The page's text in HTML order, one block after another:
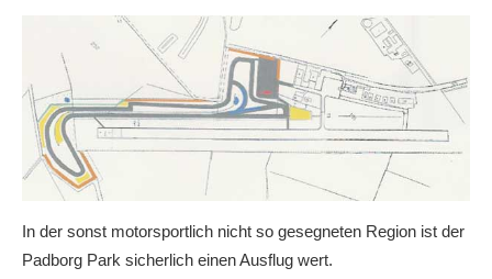
In der sonst motorsportlich nicht so gesegneten Region ist der
Padborg Park sicherlich einen Ausflug wert.